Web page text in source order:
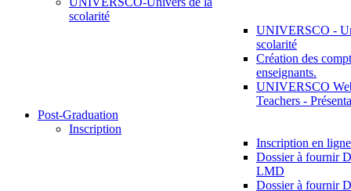
scolarité
UNIVERSCO -
scolarité
Création des
enseignants.
UNIVERSCO
Teachers -
Post-Graduation
Inscription
Inscription en ligne
Dossier à fournir
LMD
Dossier à fournir